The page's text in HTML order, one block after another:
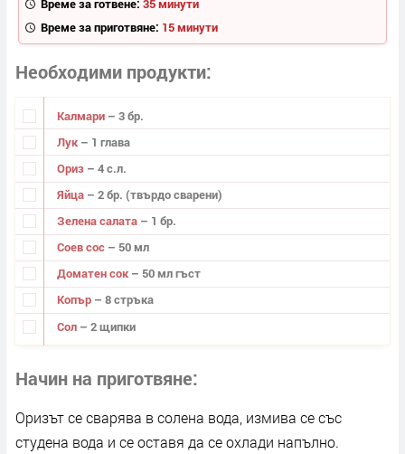
Време за готвене: 35 минути
Време за приготвяне: 15 минути
Необходими продукти
Калмари – 3 бр.
Лук – 1 глава
Ориз – 4 с.л.
Яйца – 2 бр. (твърдо сварени)
Зелена салата – 1 бр.
Соев сос – 50 мл
Доматен сок – 50 мл гъст
Копър – 8 стръка
Сол – 2 щипки
Начин на приготвяне
Оризът се сварява в солена вода, измива се със
студена вода и се оставя да се охлади напълно.